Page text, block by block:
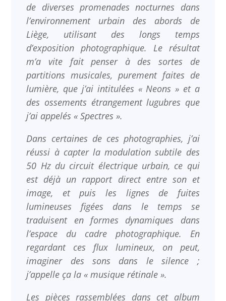
de diverses promenades nocturnes dans
l’environnement urbain des abords de
Liège, utilisant des longs temps
d’exposition photographique. Le résultat
m’a vite fait penser à des sortes de
partitions musicales, purement faites de
lumière, que j’ai intitulées « Neons » et a
des ossements étrangement lugubres que
j’ai appelés « Spectres ».
Dans certaines de ces photographies, j’ai
réussi à capter la modulation subtile des
50 Hz du circuit électrique urbain, ce qui
est déjà un rapport direct entre son et
image, et puis les lignes de fuites
lumineuses figées dans le temps se
traduisent en formes dynamiques dans
l’espace du cadre photographique. En
regardant ces flux lumineux, on peut,
imaginer des sons dans le silence ;
j’appelle ça la « musique rétinale ».
Les pièces rassemblées dans cet album